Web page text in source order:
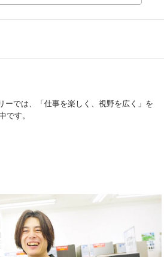
ーでは、「仕事を楽しく、視野を広く」を
です。